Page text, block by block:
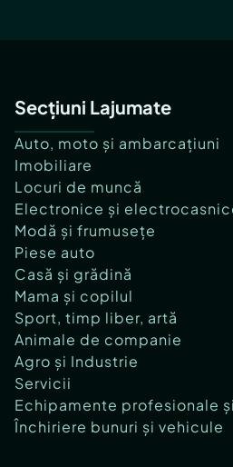
Secțiuni Lajumate
Auto, moto și ambarcațiuni
Imobiliare
Locuri de muncă
Electronice și
Modă și frumusețe
Piese auto
Casă și grădină
Mama și copilul
Sport, timp liber, artă
Animale de companie
Agro și Industrie
Servicii
Echipamente profesionale
Închiriere bunuri și vehicule